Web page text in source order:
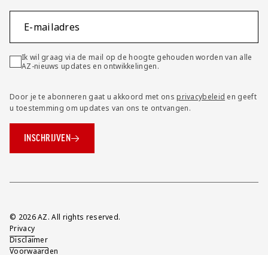
E-mailadres
Ik wil graag via de mail op de hoogte gehouden worden van alle
AZ-nieuws updates en ontwikkelingen.
Door je te abonneren gaat u akkoord met onsprivacybeleid en geeft
u toestemming om updates van ons te ontvangen.
INSCHRIJVEN
Overig
© 2026 AZ. All rights reserved.
Privacy
Disclaimer
Voorwaarden